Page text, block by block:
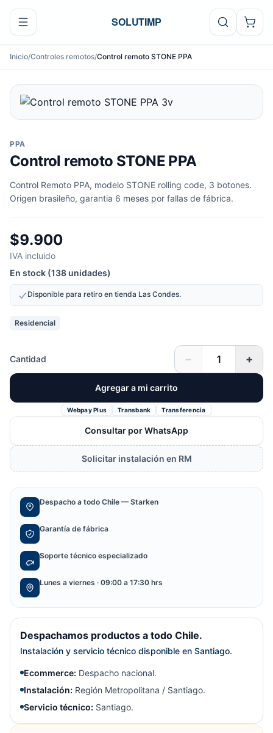
Ir al contenido
SOLUTIMP
Inicio/Controles remotos/Control remoto STONE PPA
PPA
Control remoto STONE PPA
Control Remoto PPA, modelo STONE rolling code, 3 botones.
Origen brasileño, garantia 6 meses por fallas de fábrica.
$9.900
IVA incluido
En stock (138 unidades)
Disponible para retiro en tienda Las Condes.
Residencial
Cantidad − +
Agregar a mi carrito
Webpay Plus Transbank Transferencia
Consultar por WhatsApp
Solicitar instalación en RM
Despacho a todo Chile — Starken
Garantía de fábrica
Soporte técnico especializado
Lunes a viernes · 09:00 a 17:30 hrs
Despachamos productos a todo Chile.
Instalación y servicio técnico disponible en Santiago.
Ecommerce: Despacho nacional.
Instalación: Región Metropolitana / Santiago.
Servicio técnico: Santiago.